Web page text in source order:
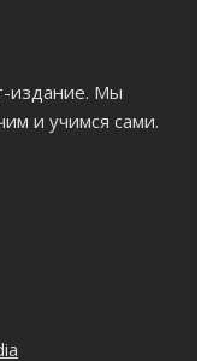
издание. Мы
и учимся сами.